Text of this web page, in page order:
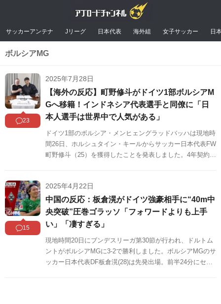
サッカーアンテナ Jリーグ 日本代表 海外組 女子サッカー 日
ボルシアMG
23
2025年7月28日
【海外の反応】町野修斗がドイツ1部ボルシアM
Gへ移籍！インドネシア代表選手と同僚に「日
本人選手は世界中で人気がある」
ドイツ1部のボルシア・メンヒェングラッドバッハは現地時
間26日、ホルシュタイン・キールからサッカー日本代表FW
町野修斗（25）を獲得したことを発表しました。4年契約
めましたのでご覧ください。
15
2025年4月22日
中国の反応：板倉滉がドイツ強豪相手に“40m中
央突破”圧巻ゴラッソ「フォワードよりも上手
い」「凄すぎる」
現地時間20日にブンデスリーガ第30節が行われ、ドルトム
ントがボルシアMGに3-2で勝利しました。ボルシアMGのサ
ッカー日本代表DF板倉滉(28)は先発出場。前半24分にセン